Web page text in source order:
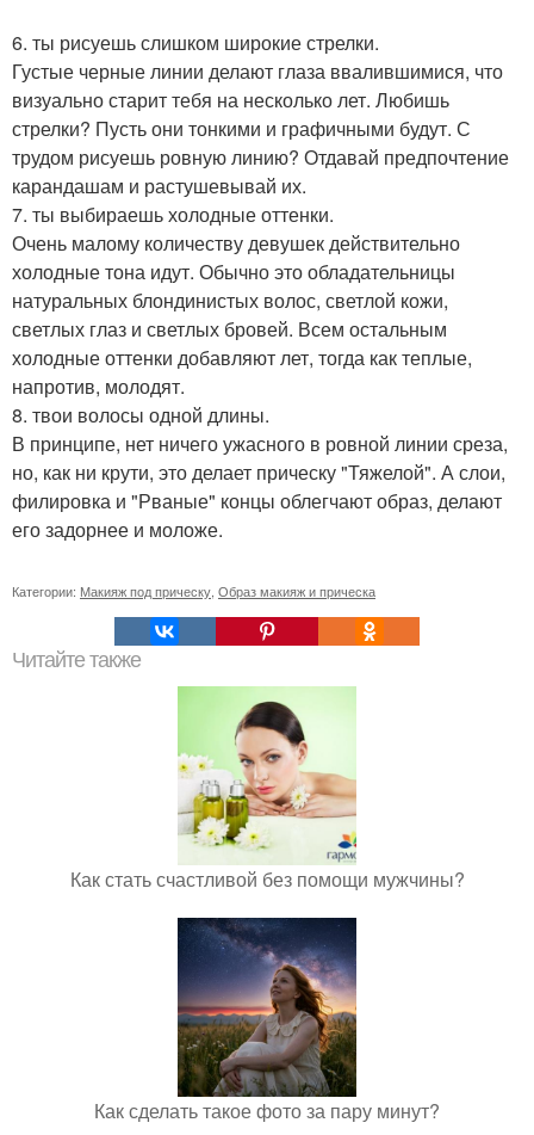
6. ты рисуешь слишком широкие стрелки.
Густые черные линии делают глаза ввалившимися, что
визуально старит тебя на несколько лет. Любишь
стрелки? Пусть они тонкими и графичными будут. С
трудом рисуешь ровную линию? Отдавай предпочтение
карандашам и растушевывай их.
7. ты выбираешь холодные оттенки.
Очень малому количеству девушек действительно
холодные тона идут. Обычно это обладательницы
натуральных блондинистых волос, светлой кожи,
светлых глаз и светлых бровей. Всем остальным
холодные оттенки добавляют лет, тогда как теплые,
напротив, молодят.
8. твои волосы одной длины.
В принципе, нет ничего ужасного в ровной линии среза,
но, как ни крути, это делает прическу "Тяжелой". А слои,
филировка и "Рваные" концы облегчают образ, делают
его задорнее и моложе.
Категории: Макияж под прическу Образ макияж и прическа
Читайте также
Как стать счастливой без помощи мужчины?
Как сделать такое фото за пару минут?